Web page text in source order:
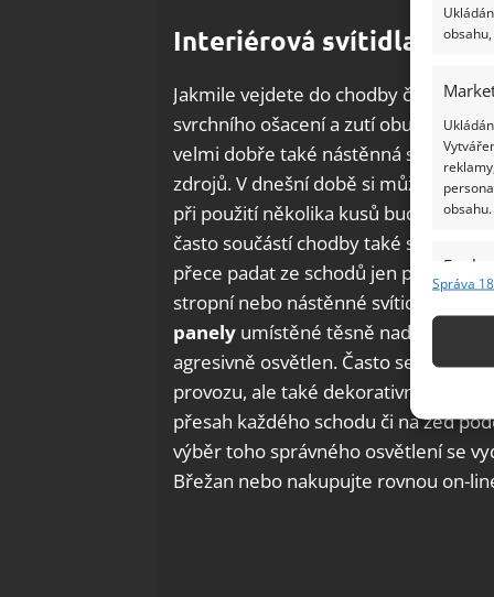
obsahu.
Funkce
Správa
Interiérová svítidla do
Jakmile vejdete do chodby či
svrchního ošacení a zutí obuvi.
velmi dobře také nástěnná svítidla.
zdrojů. V dnešní době si můžete
při použití několika kusů budou mít
často součástí chodby také
přece padat ze schodů jen proto, že
stropní nebo nástěnné svítidlo,
panely umístěné těsně nad každým
agresivně osvětlen. Často se
provozu, ale také dekorativnímu
přesah každého schodu či na zeď
výběr toho správného osvětlení se
Břežan nebo nakupujte rovnou on-